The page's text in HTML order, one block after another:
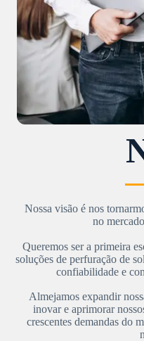
Nossa visão é nos
no
Queremos ser a primeira
soluções de perfuração de
confiabilidade e
Almejamos expandir
inovar e aprimorar
crescentes demandas do